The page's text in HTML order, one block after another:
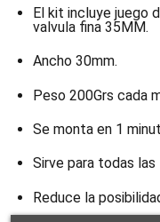
El kit incluye juego
valvula fina 35MM.
Ancho 30mm.
Peso 200Grs cada
Se monta en 1
Sirve para todas
Reduce la